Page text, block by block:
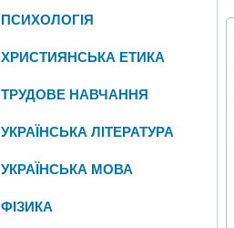
ПСИХОЛОГІЯ
ХРИСТИЯНСЬКА ЕТИКА
ТРУДОВЕ НАВЧАННЯ
УКРАЇНСЬКА ЛІТЕРАТУРА
УКРАЇНСЬКА МОВА
ФІЗИКА